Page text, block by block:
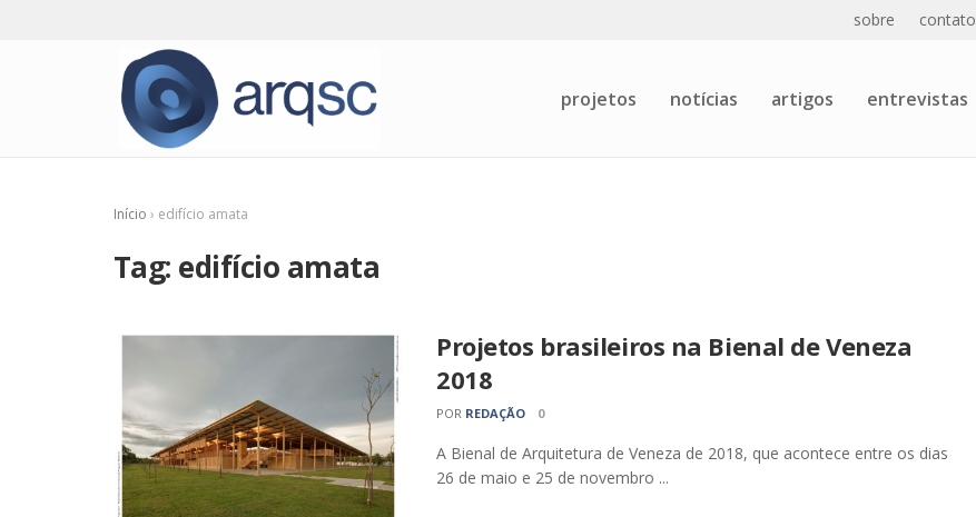
sobre contato
projetos notícias artigos entrevistas
Início › edifício amata
Tag: edifício amata
Projetos brasileiros na Bienal de Veneza
2018
POR REDAÇÃO 0
A Bienal de Arquitetura de Veneza de 2018, que acontece entre os dias
26 de maio e 25 de novembro ...